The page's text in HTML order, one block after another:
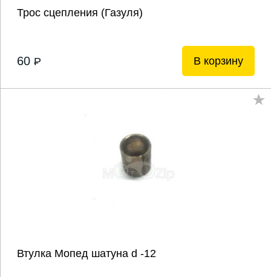
Трос сцепления (Газуля)
60 P В корзину
Втулка Мопед шатуна d -12